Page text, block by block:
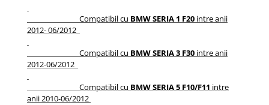
Compatibil cu BMW SERIA 1 F20 intre anii
2012- 06/2012
Compatibil cu BMW SERIA 3 F30 intre anii
2012-06/2012
Compatibil cu BMW SERIA 5 F10/F11 intre
anii 2010-06/2012